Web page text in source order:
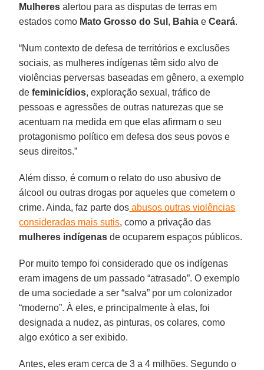
Mulheres alertou para as disputas de terras em
estados como Mato Grosso do Sul , Bahia eCeará.
“Num contexto de defesa de territórios e exclusões
sociais, as mulheres indígenas têm sido alvo de
violências perversas baseadas em gênero, a exemplo
defeminicídios, exploração sexual, tráfico de
pessoas e agressões de outras naturezas que se
acentuam na medida em que elas afirmam o seu
protagonismo político em defesa dos seus povos e
seus direitos.”
Além disso, é comum o relato do uso abusivo de
álcool ou outras drogas por aqueles que cometem o
crime. Ainda, faz parte dos abusos outras violências
consideradas mais sutis, como a privação das
mulheres indígenas de ocuparem espaços públicos.
Por muito tempo foi considerado que os indígenas
eram imagens de um passado “atrasado”. O exemplo
de uma sociedade a ser “salva” por um colonizador
“moderno”. À eles, e principalmente à elas, foi
designada a nudez, as pinturas, os colares, como
algo exótico a ser exibido.
Antes, eles eram cerca de 3 a 4 milhões. Segundo o